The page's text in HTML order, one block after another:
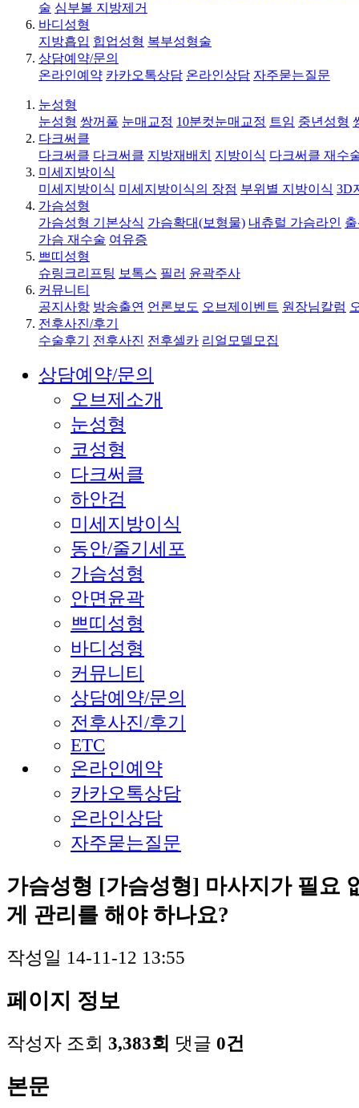
술 심부볼 지방제거
바디성형
지방흡입 힙업성형 복부성형술
상담예약/문의
온라인예약 카카오톡상담 온라인상담 자주묻는질문
눈성형
눈성형 쌍꺼풀 눈매교정 10분컷눈매교정 트임 중년성형
다크써클
다크써클 다크써클 지방재배치 지방이식 다크써클 재수
미세지방이식
미세지방이식 미세지방이식의 장점 부위별 지방이식 3D
가슴성형
가슴성형 기본상식 가슴확대(보형물) 내츄럴 가슴라인
가슴 재수술 여유증
쁘띠성형
슈링크리프팅 보톡스 필러 윤곽주사
커뮤니티
공지사항 방송출연 언론보도 오브제이벤트 원장님칼럼
전후사진/후기
수술후기
전후사진 전후셀카 리얼모델모집
상담예약/문의
오브제소개
눈성형
코성형
다크써클
하안검
미세지방이식
동안/줄기세포
가슴성형
안면윤곽
쁘띠성형
바디성형
커뮤니티
상담예약/문의
전후사진/후기
ETC
온라인예약
카카오톡상담
온라인상담
자주묻는질문
가슴성형 [가슴성형] 마사지가 필요
게 관리를 해야 하나요?
작성일 14-11-12 13:55
페이지 정보
작성자 조회 3,383회 댓글 0건
본문